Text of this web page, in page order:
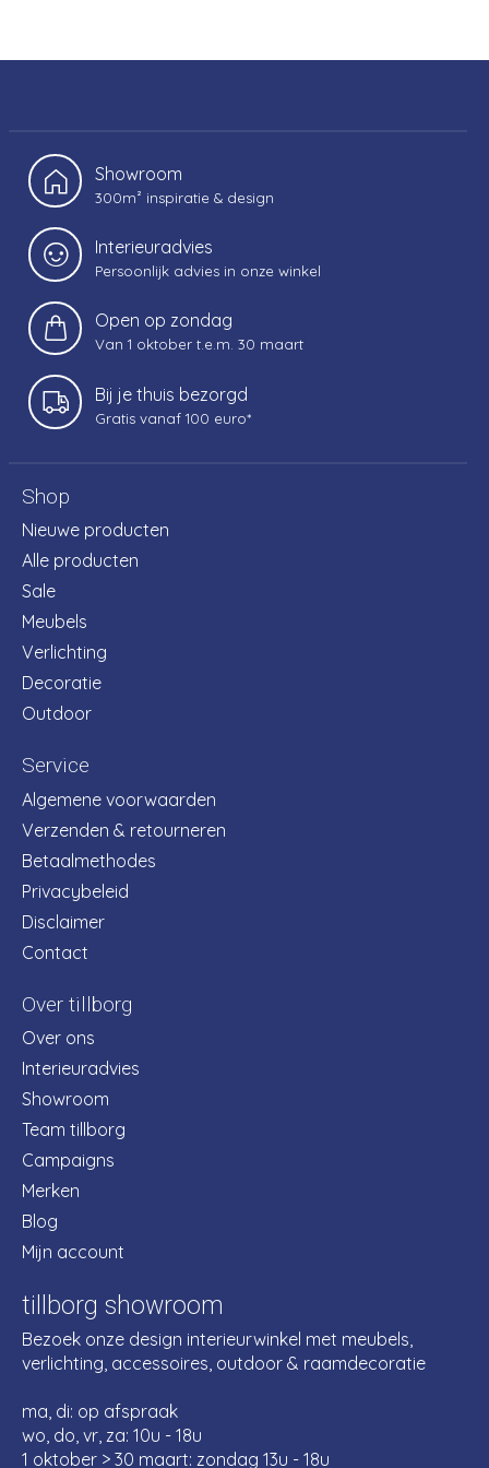
Showroom
300m² inspiratie & design
Interieuradvies
Persoonlijk advies in onze winkel
Open op zondag
Van 1 oktober t.e.m. 30 maart
Bij je thuis bezorgd
Gratis vanaf 100 euro*
Shop
Nieuwe producten
Alle producten
Sale
Meubels
Verlichting
Decoratie
Outdoor
Service
Algemene voorwaarden
Verzenden & retourneren
Betaalmethodes
Privacybeleid
Disclaimer
Contact
Over tillborg
Over ons
Interieuradvies
Showroom
Team tillborg
Campaigns
Merken
Blog
Mijn account
tillborg showroom
Bezoek onze design interieurwinkel met meubels,
verlichting, accessoires, outdoor & raamdecoratie
ma, di: op afspraak
wo, do, vr, za: 10u - 18u
1 oktober > 30 maart: zondag 13u - 18u